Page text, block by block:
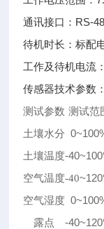
通讯接口：RS-
待机时长：标配
工作及待机电流
传感器技术参数：
测试参数 测试范
土壤水分
土壤温度-40~100
空气温度-40~120
空气湿度
露点
-40~120